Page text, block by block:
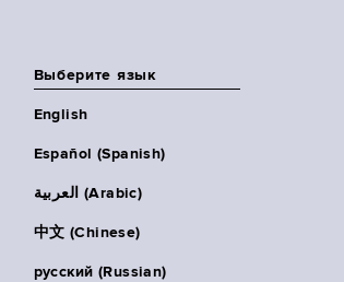
Выберите язык
English
Español (Spanish)
العربية (Arabic)
中文 (Chinese)
русский (Russian)